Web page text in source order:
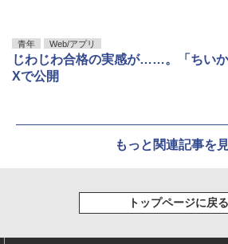
青年 Web/アプリ
じわじわ合格の実感が……。「ちい
Xで公開
もっと関連記事を
トップページに戻る